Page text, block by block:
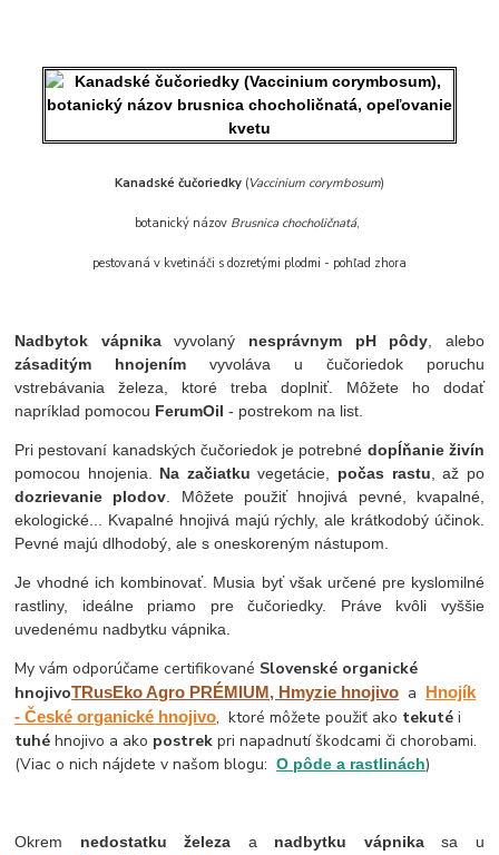
Kanadské čučoriedky (Vaccinium corymbosum)
botanický názov Brusnica chocholičnatá,
pestovaná v kvetináči s dozretými plodmi - pohľad zhora
Nadbytok vápnikavyvolaný nesprávnym pH pôdy, alebo
zásaditým hnojením vyvoláva u čučoriedok poruchu
vstrebávania železa, ktoré treba doplniť. Môžete ho dodať
napríklad pomocou FerumOil - postrekom na list.
Pri pestovaní kanadských čučoriedok je potrebné dopĺňanie živín
pomocou hnojenia. Na začiatku vegetácie, počas rastu, až po
dozrievanie plodov. Môžete použiť hnojivá pevné, kvapalné,
ekologické... Kvapalné hnojivá majú rýchly, ale krátkodobý účinok.
Pevné majú dlhodobý, ale s oneskoreným nástupom.
Je vhodné ich kombinovať. Musia byť však určené pre kyslomilné
rastliny, ideálne priamo pre čučoriedky. Práve kvôli vyššie
uvedenému nadbytku vápnika.
My vám odporúčame certifikované Slovenské organické
hnojivoTRusEko Agro PRÉMIUM, Hmyzie hnojivo a Hnojík
- České organické hnojivo, ktoré môžete použiť ako tekutéi
tuhéhnojivo a ako postrekpri napadnutí škodcami či chorobami.
(Viac o nich nájdete v našom blogu: O pôde a rastlinách)
Okrem nedostatku železa a nadbytku vápnikasa u